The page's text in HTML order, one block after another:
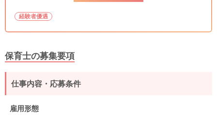
経験者優遇
保育士の募集要項
仕事内容・応募条件
雇用形態